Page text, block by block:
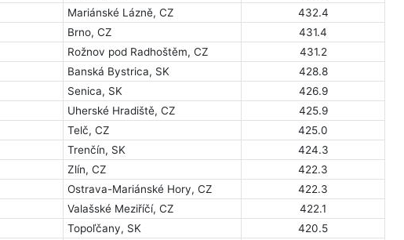
Mariánské Lázně, CZ
432.4
Brno, CZ
431.4
Rožnov pod Radhoštěm, CZ
431.2
Banská Bystrica, SK
428.8
Senica, SK
426.9
Uherské Hradiště, CZ
425.9
Telč, CZ
425.0
Trenčín, SK
424.3
Zlín, CZ
422.3
Ostrava-Mariánské Hory, CZ
422.3
Valašské Meziříčí, CZ
422.1
Topoľčany, SK 420.5